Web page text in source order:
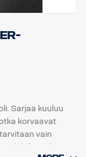
Sarjaa kuuluu
korvaavat
vain
johdinsarjaan.